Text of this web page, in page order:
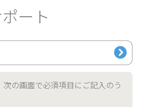
ート
次の画面で必須項目にご記入のう